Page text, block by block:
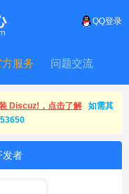
QQ登录
服务 问题交流
Discuz!，点击了解
如需其